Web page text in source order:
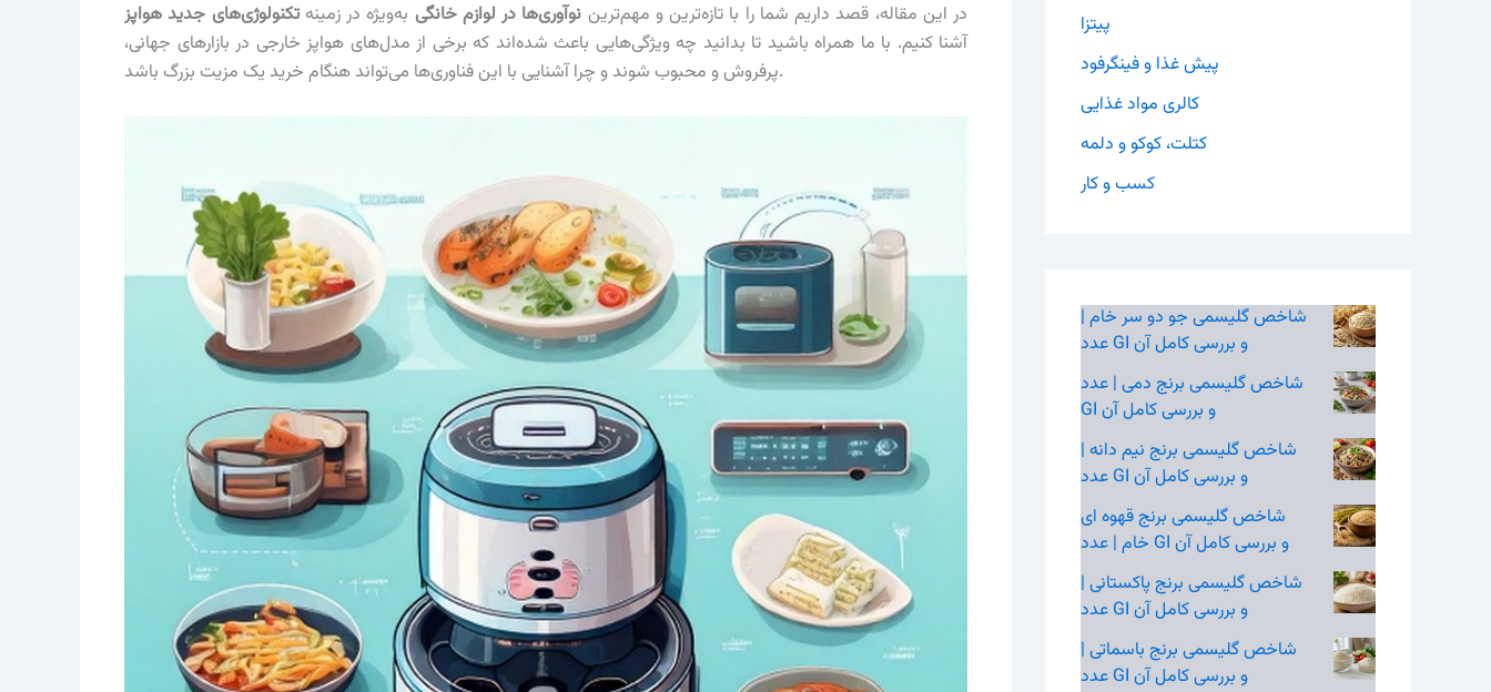
در این مقاله، قصد داریم شما را با تازه‌ترین و مهم‌ترین نوآوری‌ها در لوازم خانگی به‌ویژه در زمینهتکنولوژی‌های جدید هواپز
آشنا کنیم. با ما همراه باشید تا بدانید چه ویژگی‌هایی باعث شده‌اند که برخی از مدل‌های هواپز خارجی در بازارهای جهانی،
پرفروش و محبوب شوند و چرا آشنایی با این فناوری‌ها می‌تواند هنگام خرید یک مزیت بزرگ باشد.
پیتزا
پیش غذا و فینگرفود
کالری مواد غذایی
کتلت، کوکو و دلمه
کسب و کار
شاخص گلیسمی جو دو سر خام |
عدد GI و بررسی کامل آن
شاخص گلیسمی برنج دمی | عدد
GI و بررسی کامل آن
شاخص گلیسمی برنج نیم‌ دانه |
عدد GI و بررسی کامل آن
شاخص گلیسمی برنج قهوه‌ ای
خام | عدد GI و بررسی کامل آن
شاخص گلیسمی برنج پاکستانی |
عدد GI و بررسی کامل آن
شاخص گلیسمی برنج باسماتی |
عدد GI و بررسی کامل آن